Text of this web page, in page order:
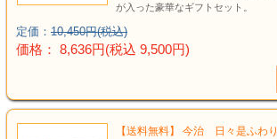
が入った豪華なギフトセット。
定価： 10,450円(税込)
価格： 8,636円(税込 9,500円)
【送料無料】 今治 日々是ふわ